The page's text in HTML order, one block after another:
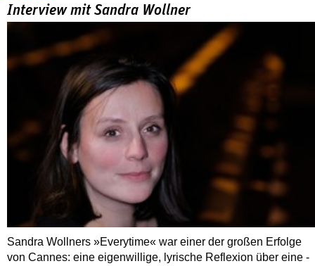
Interview mit Sandra Wollner
Sandra Wollners »Everytime« war einer der großen Erfolge
von Cannes: eine eigenwillige, lyrische Reflexion über eine ­